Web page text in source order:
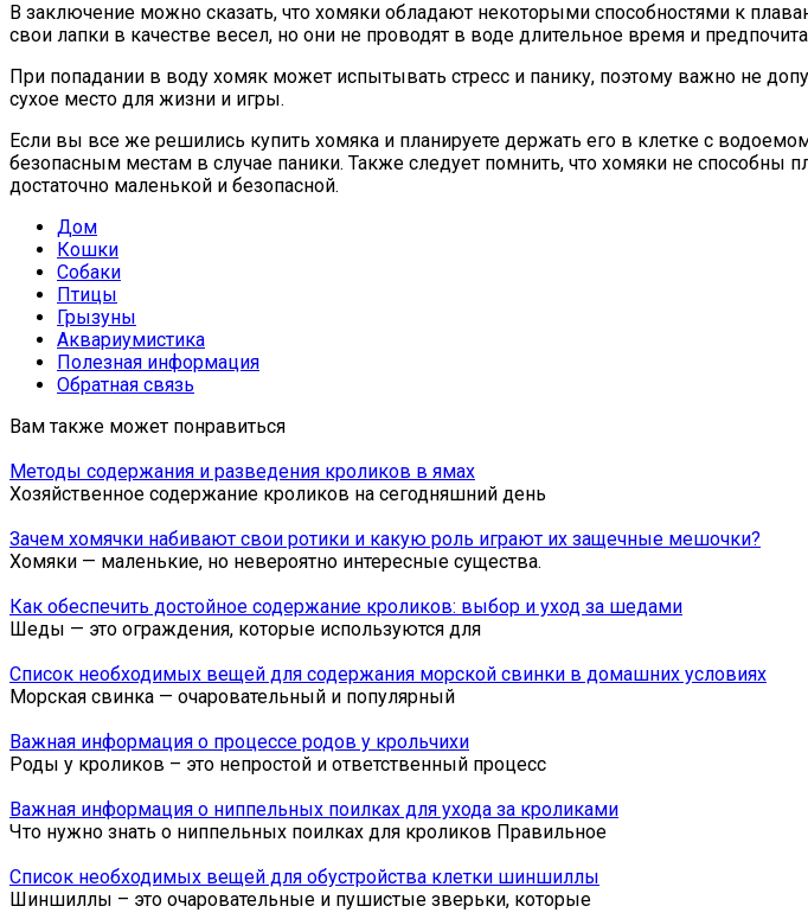
В заключение можно сказать, что хомяки обладают некоторыми способностями к
свои лапки в качестве весел, но они не проводят в воде длительное время и
При попадании в воду хомяк может испытывать стресс и панику, поэтому важно не
сухое место для жизни и игры.
Если вы все же решились купить хомяка и планируете держать его в клетке с
безопасным местам в случае паники. Также следует помнить, что хомяки не способны
достаточно маленькой и безопасной.
Дом
Кошки
Собаки
Птицы
Грызуны
Аквариумистика
Полезная информация
Обратная связь
Вам также может понравиться
Методы содержания и разведения кроликов в ямах
Хозяйственное содержание кроликов на сегодняшний день
Зачем хомячки набивают свои ротики и какую роль играют их защечные мешочки?
Хомяки — маленькие, но невероятно интересные существа.
Как обеспечить достойное содержание кроликов: выбор и уход за шедами
Шеды — это ограждения, которые используются для
Список необходимых вещей для содержания морской свинки в домашних условиях
Морская свинка — очаровательный и популярный
Важная информация о процессе родов у крольчихи
Роды у кроликов – это непростой и ответственный процесс
Важная информация о ниппельных поилках для ухода за кроликами
Что нужно знать о ниппельных поилках для кроликов Правильное
Список необходимых вещей для обустройства клетки шиншиллы
Шиншиллы – это очаровательные и пушистые зверьки, которые